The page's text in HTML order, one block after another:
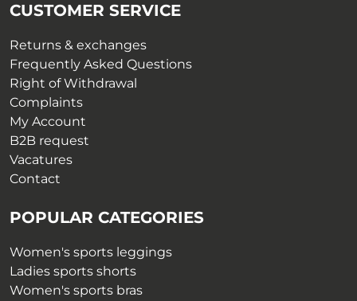
CUSTOMER SERVICE
Returns & exchanges
Frequently Asked Questions
Right of Withdrawal
Complaints
My Account
B2B request
Vacatures
Contact
POPULAR CATEGORIES
Women's sports leggings
Ladies sports shorts
Women's sports bras